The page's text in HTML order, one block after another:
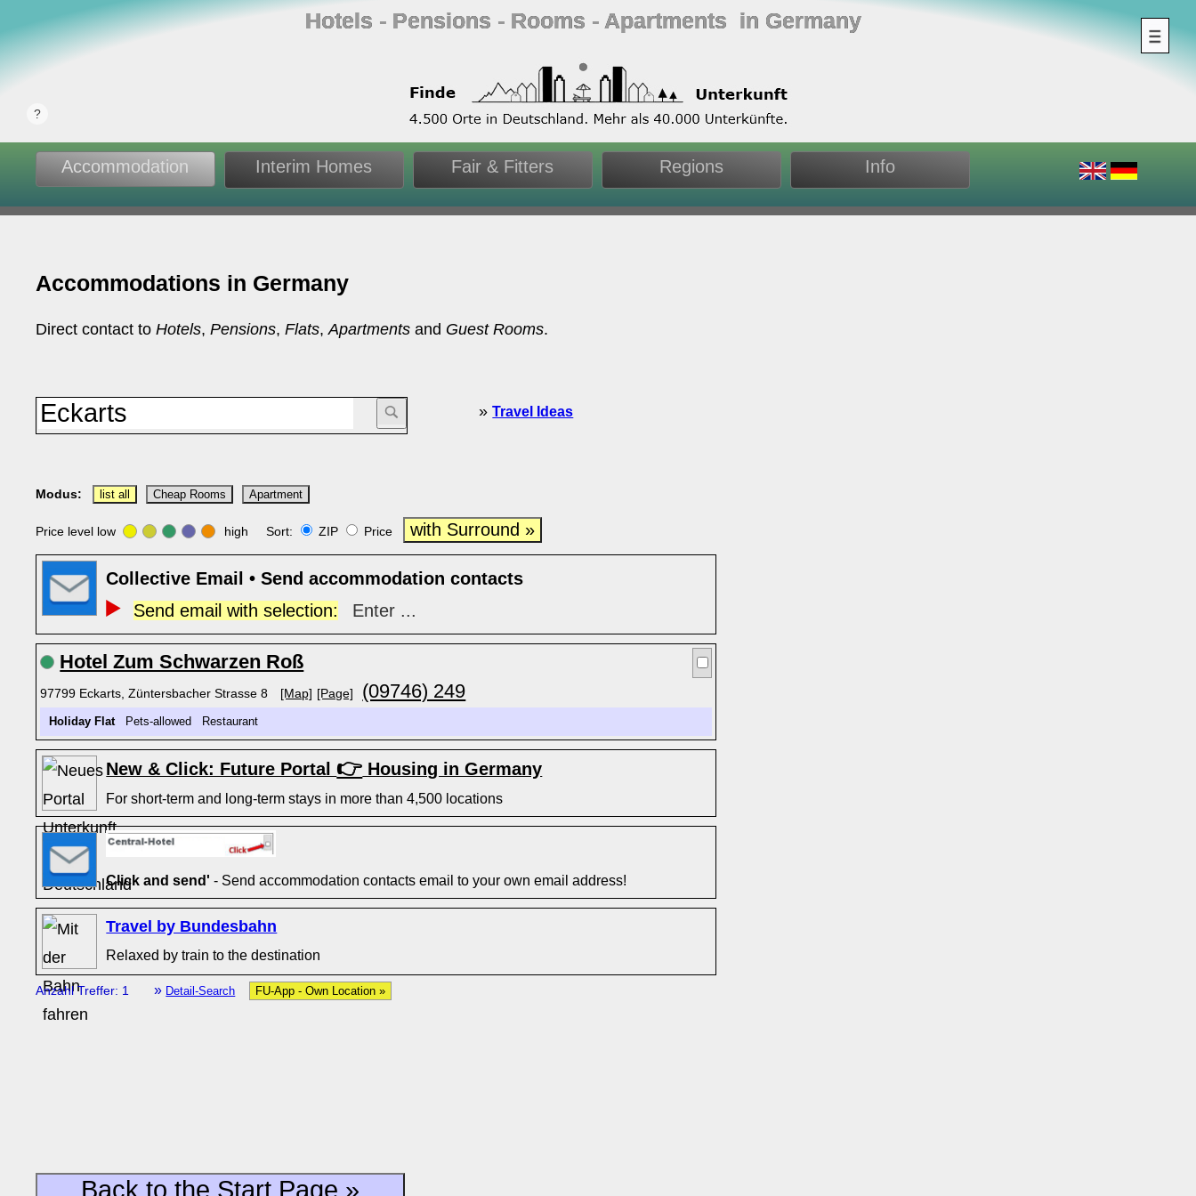
Hotels ‐ Pensions ‐ Rooms ‐ Apartments in Germany
Accommodation Interim Homes Fair & Fitters Regions Info
Accommodations in Germany
Direct contact toHotels,Pensions,Flats,Apartments and Guest Rooms.
»Travel Ideas
Modus: list all Cheap Rooms Apartment
Price level low high Sort: ZIP Price with Surround »
Collective Email • Send accommodation contacts
Send email with selection:
Enter ...
Hotel Zum Schwarzen Roß
97799 Eckarts, Züntersbacher Strasse 8 [Map] [Page] (09746) 249
Holiday FlatPets-allowed Restaurant
New & Click: Future Portal 👉 Housing in Germany
For short-term and long-term stays in more than 4,500 locations
Click and send' - Send accommodation contacts email to your own email address!
Travel by Bundesbahn
Relaxed by train to the destination
Anzahl Treffer: 1 » Detail-Search FU-App - Own Location »
Back to the Start Page »